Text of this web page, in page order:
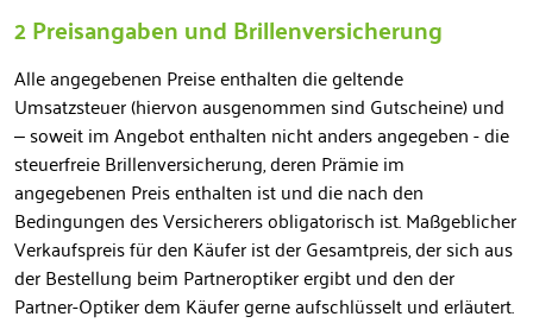
2 Preisangaben und Brillenversicherung
Alle angegebenen Preise enthalten die geltende
Umsatzsteuer (hiervon ausgenommen sind Gutscheine) und
– soweit im Angebot enthalten nicht anders angegeben - die
steuerfreie Brillenversicherung, deren Prämie im
angegebenen Preis enthalten ist und die nach den
Bedingungen des Versicherers obligatorisch ist. Maßgeblicher
Verkaufspreis für den Käufer ist der Gesamtpreis, der sich aus
der Bestellung beim Partneroptiker ergibt und den der
Partner-Optiker dem Käufer gerne aufschlüsselt und erläutert.